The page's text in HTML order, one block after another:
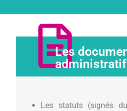
Les
Les statuts (signés